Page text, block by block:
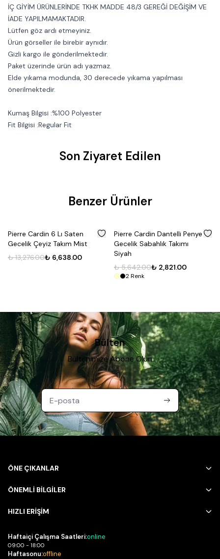
İÇ GİYİM ÜRÜNLERİNDE TKHK MADDE 48/3 GEREĞİ DEĞİŞİM VE
İADE YAPILMAMAKTADIR.
Lütfen göz ardı etmeyiniz.
Ürün görseller ile birebir aynıdır.
Gizli kargo ile gönderilmektedir.
Paket üzerinde ürün adı yazmaz.
Elde yıkama modunda, 30 derecede yıkama yapılması
önerilmektedir.
Kumaş Bilgisi :%100 Polyester
Fit Bilgisi :Regular Fit
Son Ziyaret Edilen
Benzer Ürünler
50
Pierre Cardin 6 Lı Saten
Gecelik Çeyiz Takım Mist
₺ 13,276.00₺ 6,638.00
50
Pierre Cardin Dantelli Penye
Gecelik Sabahlık Takımı
Siyah
₺ 5,642.00₺ 2,821.00
2Renk
Bülten
Bültenimize Abone Olun
ÖNE ÇIKANLAR
ÖNEMLİ BİLGİLER
HIZLI ERİŞİM
Haftaiçi Çalışma Saatleri:online
09:00 - 18:00
Haftasonu:offline